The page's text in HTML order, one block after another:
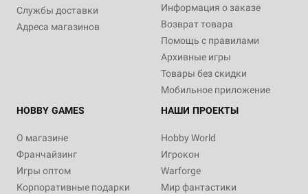
Службы доставки
Адреса магазинов
Информация о заказе
Возврат товара
Помощь с правилами
Архивные игры
Товары без скидки
Мобильное приложение
HOBBY GAMES
О магазине
Франчайзинг
Игры оптом
Корпоративные подарки
НАШИ ПРОЕКТЫ
Hobby World
Игрокон
Warforge
Мир фантастики